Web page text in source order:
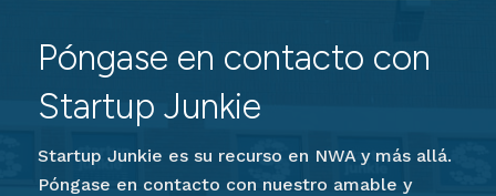
Póngase en contacto con
Startup Junkie
Startup Junkie es su recurso en NWA y más allá.
Póngase en contacto con nuestro amable y